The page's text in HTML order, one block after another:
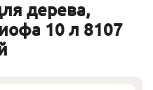
дерева,
10 л 8107